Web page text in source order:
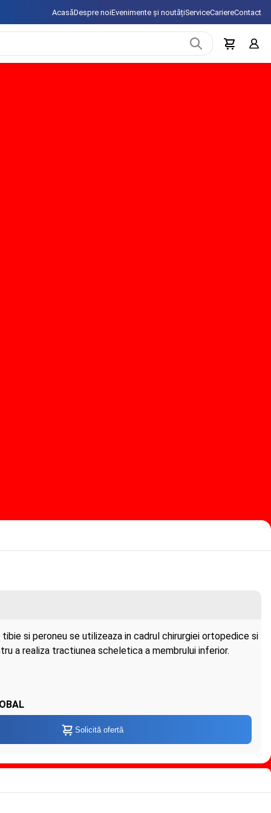
AcasăDespre noiEvenimente și noutățiServiceCariereContact
si peroneu se utilizeaza in cadrul chirurgiei ortopedice si
a realiza tractiunea scheletica a membrului inferior.
Solicită ofertă